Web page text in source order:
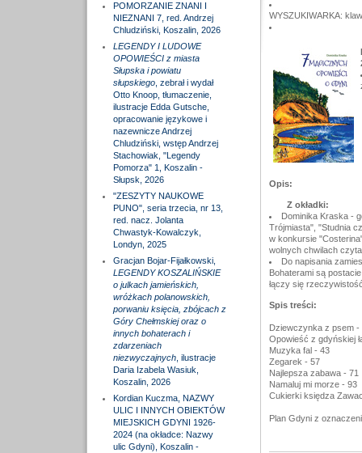
POMORZANIE ZNANI I
NIEZNANI 7, red. Andrzej
Chludziński, Koszalin, 2026
LEGENDY I LUDOWE
OPOWIEŚCI z miasta
Słupska i powiatu
słupskiego, zebrał i wydał
Otto Knoop, tłumaczenie,
ilustracje Edda Gutsche,
opracowanie językowe i
nazewnicze Andrzej
Chludziński, wstęp Andrzej
Stachowiak, "Legendy
Pomorza" 1, Koszalin -
Słupsk, 2026
"ZESZYTY NAUKOWE
PUNO", seria trzecia, nr 13,
red. nacz. Jolanta
Chwastyk-Kowalczyk,
Londyn, 2025
Gracjan Bojar-Fijałkowski,
LEGENDY KOSZALIŃSKIE
o julkach jamieńskich,
wróżkach polanowskich,
porwaniu księcia, zbójcach z
Góry Chełmskiej oraz o
innych bohaterach i
zdarzeniach
niezwyczajnych, ilustracje
Daria Izabela Wasiuk,
Koszalin, 2026
Kordian Kuczma, NAZWY
ULIC I INNYCH OBIEKTÓW
MIEJSKICH GDYNI 1926-
2024 (na okładce: Nazwy
ulic Gdyni), Koszalin -
WYSZUKIWARKA:
Opis:
Z okładki:
Dominika Kraska -
Trójmiasta", "Studnia
w konkursie
wolnych chwilach
Do napisania
Bohaterami są
łączy się
Spis treści:
Dziewczynka z psem -
Opowieść z gdyńskiej
Muzyka fal - 43
Zegarek - 57
Najlepsza zabawa - 71
Namaluj mi morze - 93
Cukierki księdza
Plan Gdyni z